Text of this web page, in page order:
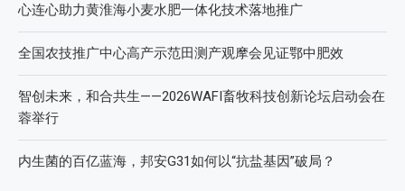
心连心助力黄淮海小麦水肥一体化技术落地推广
全国农技推广中心高产示范田测产观摩会见证鄂中肥效
智创未来，和合共生——2026WAFI畜牧科技创新论坛启动会在
蓉举行
内生菌的百亿蓝海，邦安G31如何以“抗盐基因”破局？